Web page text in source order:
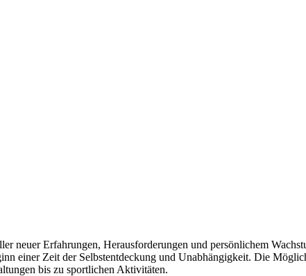
neuer Erfahrungen, Herausforderungen und persönlichem
einer Zeit der Selbstentdeckung und Unabhängigkeit. Die
bis zu sportlichen Aktivitäten.